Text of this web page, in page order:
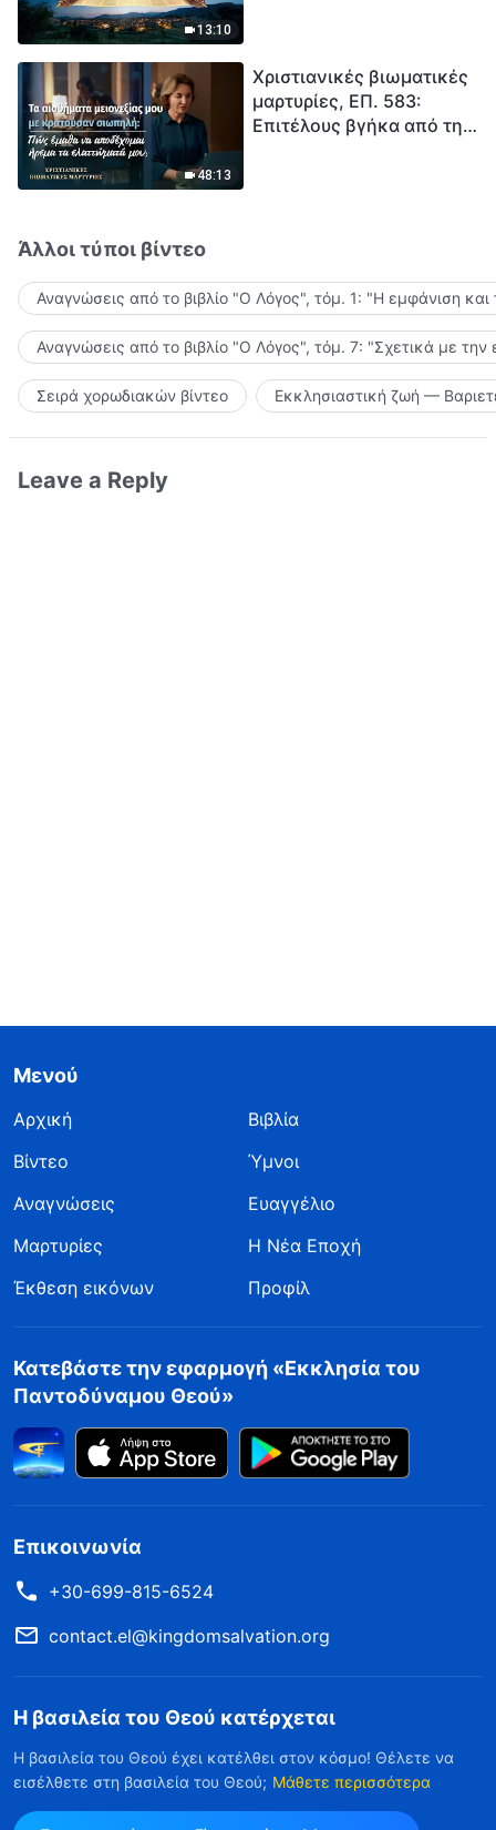
13:10
48:13
Χριστιανικές βιωματικές
μαρτυρίες, ΕΠ. 583:
Επιτέλους βγήκα από τη
Άλλοι τύποι βίντεο
Αναγνώσεις από το βιβλίο "Ο Λόγος", τόμ. 1: "Η εμφάνιση
Αναγνώσεις από το βιβλίο "Ο Λόγος", τόμ. 7: "Σχετικά με την
Σειρά χορωδιακών βίντεο Εκκλησιαστική ζωή —
Leave a Reply
Μενού
Αρχική
Βιβλία
Βίντεο
Ύμνοι
Αναγνώσεις
Ευαγγέλιο
Μαρτυρίες
Η Νέα Εποχή
Έκθεση εικόνων
Προφίλ
Κατεβάστε την εφαρμογή «Εκκλησία του
Παντοδύναμου Θεού»
Επικοινωνία
+30-699-815-6524
contact.el@kingdomsalvation.org
Η βασιλεία του Θεού κατέρχεται
Η βασιλεία του Θεού έχει κατέλθει στον κόσμο! Θέλετε να
εισέλθετε στη βασιλεία του Θεού; Μάθετε περισσότερα